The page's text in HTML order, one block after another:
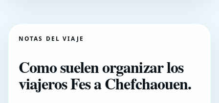
NOTAS DEL VIAJE
Como suelen organizar los
viajeros Fes a Chefchaouen.